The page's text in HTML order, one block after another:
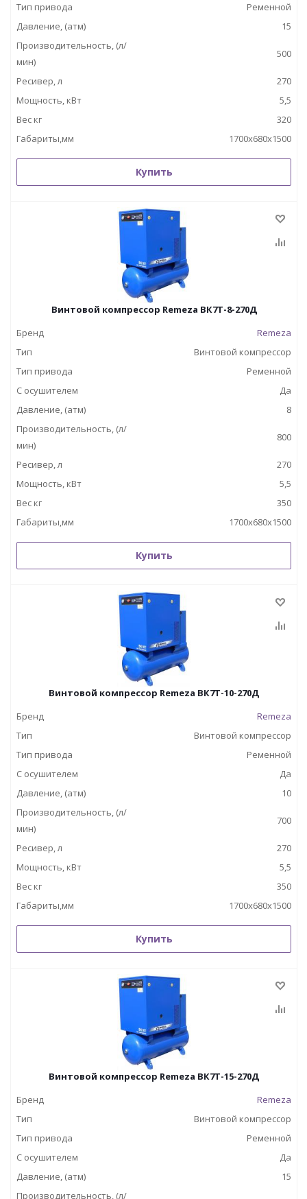
Тип привода
Ременной
Давление, (атм)
15
Производительность, (л/
мин)
500
Ресивер, л
270
Мощность, кВт
5,5
Вес кг
320
Габариты,мм
1700х680х1500
Купить
Винтовой компрессор Remeza ВК7Т-8-270Д
Бренд
Remeza
Тип
Винтовой компрессор
Тип привода
Ременной
С осушителем
Да
Давление, (атм)
8
Производительность, (л/
мин)
800
Ресивер, л
270
Мощность, кВт
5,5
Вес кг
350
Габариты,мм
1700х680х1500
Купить
Винтовой компрессор Remeza ВК7Т-10-270Д
Бренд
Remeza
Тип
Винтовой компрессор
Тип привода
Ременной
С осушителем
Да
Давление, (атм)
10
Производительность, (л/
мин)
700
Ресивер, л
270
Мощность, кВт
5,5
Вес кг
350
Габариты,мм
1700х680х1500
Купить
Винтовой компрессор Remeza ВК7Т-15-270Д
Бренд
Remeza
Тип
Винтовой компрессор
Тип привода
Ременной
С осушителем
Да
Давление, (атм)
15
Производительность, (л/